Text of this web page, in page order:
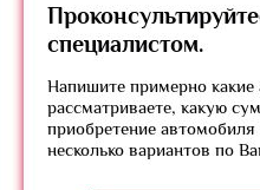
специалистом.
Напишите примерно
рассматриваете, какую
приобретение
несколько вариантов по